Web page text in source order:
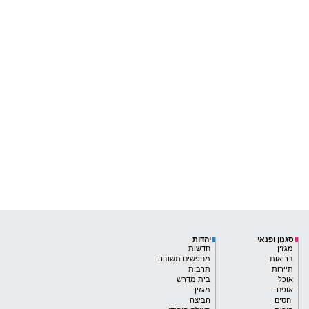
סגנון ופנאי
מגזין
בריאות
תיירות
אוכל
אופנה
יחסים
יהדות
חדשות
מחפשים תשובה
תרבות
בית מדרש
מגזין
הביצה